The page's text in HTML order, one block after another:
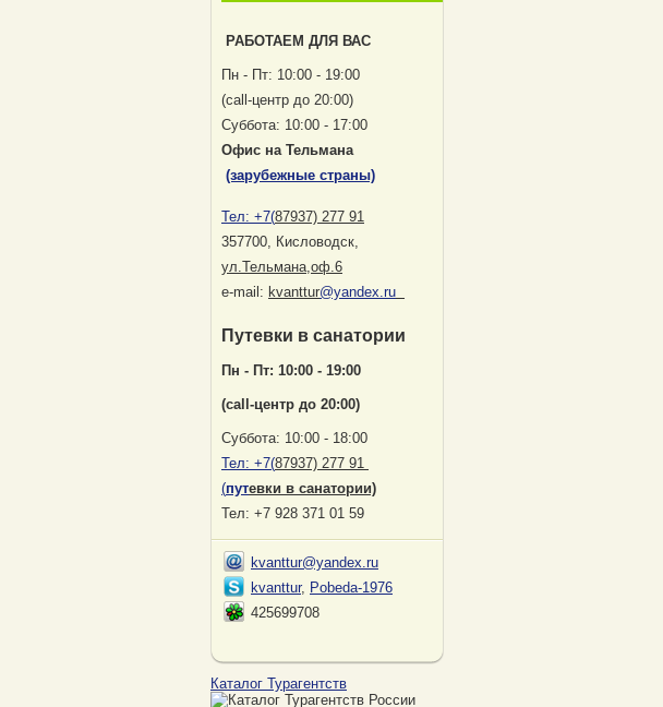
РАБОТАЕМ ДЛЯ ВАС
Пн - Пт: 10:00 - 19:00
(саll-центр до 20:00)
Суббота: 10:00 - 17:00
Офис на Тельмана
(зарубежные страны)
Тел: +7(87937) 277 91
357700, Кисловодск,
ул.Тельмана,оф.6
е-mail: kvanttur@yandex.ru
Путевки в санатории
Пн - Пт: 10:00 - 19:00
(саll-центр до 20:00)
Суббота: 10:00 - 18:00
Тел: +7(87937) 277 91
(путевки в санатории)
Тел: +7 928 371 01 59
kvanttur@yandex.ru
kvanttur, Pobeda-1976
425699708
Каталог Турагентств